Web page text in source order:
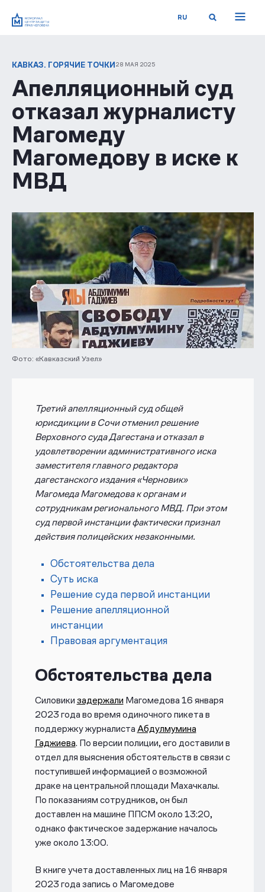
RU
КАВКАЗ. ГОРЯЧИЕ ТОЧКИ 28 МАЯ 2025
Апелляционный суд
отказал журналисту
Магомеду
Магомедову в иске к
МВД
Фото: «Кавказский Узел»
Третий апелляционный суд общей
юрисдикции в Сочи отменил решение
Верховного суда Дагестана и отказал в
удовлетворении административного иска
заместителя главного редактора
дагестанского издания «Черновик»
Магомеда Магомедова к органам и
сотрудникам регионального МВД. При этом
суд первой инстанции фактически признал
действия полицейских незаконными.
Обстоятельства дела
Суть иска
Решение суда первой инстанции
Решение апелляционной
инстанции
Правовая аргументация
Обстоятельства дела
Силовики задержали Магомедова 16 января
2023 года во время одиночного пикета в
поддержку журналиста Абдулмумина
Гаджиева. По версии полиции, его доставили в
отдел для выяснения обстоятельств в связи с
поступившей информацией о возможной
драке на центральной площади Махачкалы.
По показаниям сотрудников, он был
доставлен на машине ППСМ около 13:20,
однако фактическое задержание началось
уже около 13:00.
В книге учета доставленных лиц на 16 января
2023 года запись о Магомедове